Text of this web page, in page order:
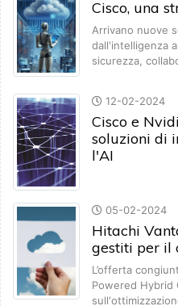
Cisco, una
Arrivano nuove
dall'intelligenza
sicurezza,
12-02-2024
Cisco e
soluzioni di
l'AI
05-02-2024
Hitachi
gestiti per il
L’offerta
Powered Hybrid